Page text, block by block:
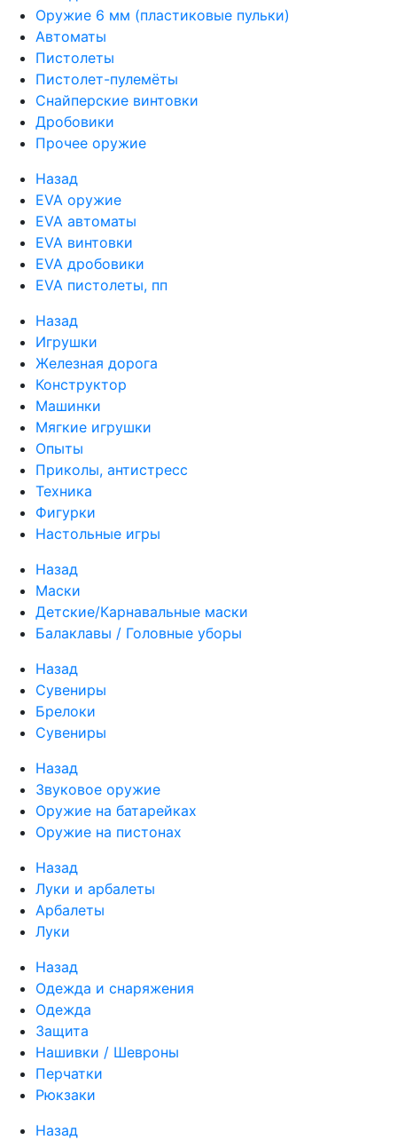
Оружие 6 мм (пластиковые пульки)
Автоматы
Пистолеты
Пистолет-пулемёты
Снайперские винтовки
Дробовики
Прочее оружие
Назад
EVA оружие
EVA автоматы
EVA винтовки
EVA дробовики
EVA пистолеты, пп
Назад
Игрушки
Железная дорога
Конструктор
Машинки
Мягкие игрушки
Опыты
Приколы, антистресс
Техника
Фигурки
Настольные игры
Назад
Маски
Детские/Карнавальные маски
Балаклавы / Головные уборы
Назад
Сувениры
Брелоки
Сувениры
Назад
Звуковое оружие
Оружие на батарейках
Оружие на пистонах
Назад
Луки и арбалеты
Арбалеты
Луки
Назад
Одежда и снаряжения
Одежда
Защита
Нашивки / Шевроны
Перчатки
Рюкзаки
Назад